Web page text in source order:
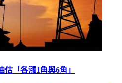
「各漲1角與6角」